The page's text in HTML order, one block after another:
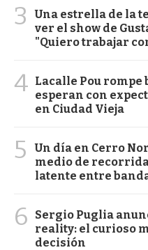
3
Una estrella de la
ver el show de
"Quiero trabajar
4 Lacalle Pou rompe
esperan con
en Ciudad Vieja
5
Un día en Cerro
medio de
latente entre
6
Sergio Puglia
reality: el curioso
decisión